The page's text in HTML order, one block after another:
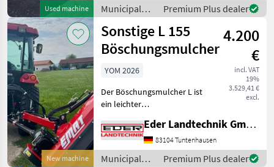
Used machine
equipment
Municipal
equipment /
Samasz
Premium Plus dealer
New machine
Sonstige L 155
Böschungsmulcher
4.200
€
incl. VAT
19%
3.529,41 €
excl.
YOM 2026
Der Böschungsmulcher L ist
ein leichter
Parallelogrammführung
und die ideale Lösung für
Traktoren mit geringerer
Eder Landtechnik GmbH
83104 Tuntenhausen
Municipal
Premium Plus dealer